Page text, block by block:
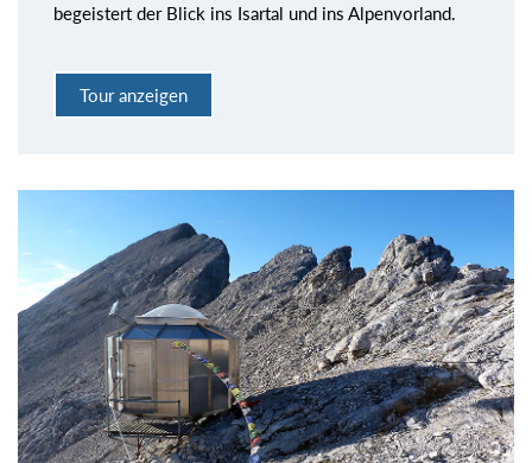
begeistert der Blick ins Isartal und ins Alpenvorland.
Tour anzeigen